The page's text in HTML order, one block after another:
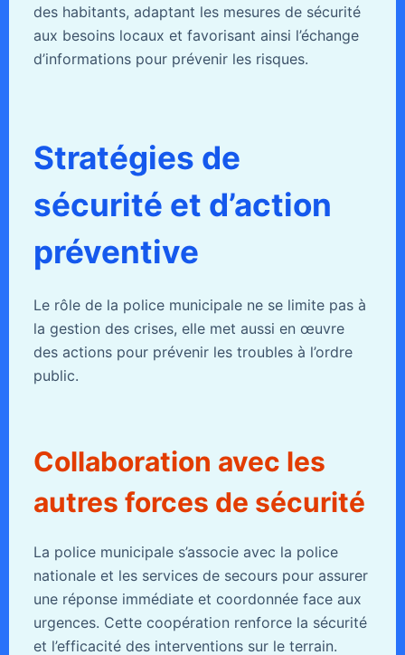
des habitants, adaptant les mesures de sécurité
aux besoins locaux et favorisant ainsi l’échange
d’informations pour prévenir les risques.
Stratégies de
sécurité et d’action
préventive
Le rôle de la police municipale ne se limite pas à
la gestion des crises, elle met aussi en œuvre
des actions pour prévenir les troubles à l’ordre
public.
Collaboration avec les
autres forces de sécurité
La police municipale s’associe avec la police
nationale et les services de secours pour assurer
une réponse immédiate et coordonnée face aux
urgences. Cette coopération renforce la sécurité
et l’efficacité des interventions sur le terrain.